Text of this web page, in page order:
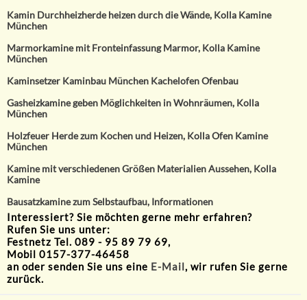
Kamin Durchheizherde heizen durch die Wände, Kolla Kamine
München
Marmorkamine mit Fronteinfassung Marmor, Kolla Kamine
München
Kaminsetzer Kaminbau München Kachelofen Ofenbau
Gasheizkamine geben Möglichkeiten in Wohnräumen, Kolla
München
Holzfeuer Herde zum Kochen und Heizen, Kolla Ofen Kamine
München
Kamine mit verschiedenen Größen Materialien Aussehen, Kolla
Kamine
Bausatzkamine zum Selbstaufbau, Informationen
Interessiert? Sie möchten gerne mehr erfahren?
Rufen Sie uns unter:
Festnetz Tel. 089 - 95 89 79 69,
Mobil 0157-377-46458
an oder senden Sie uns eine E-Mail, wir rufen Sie gerne
zurück.